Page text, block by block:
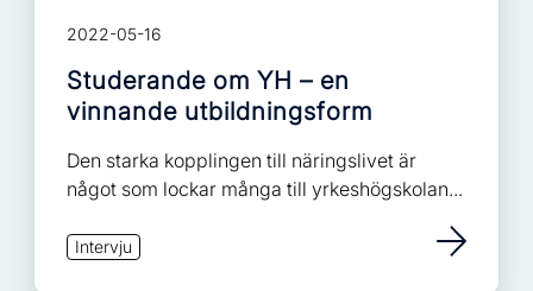
2022-05-16
Studerande om YH – en
vinnande utbildningsform
Den starka kopplingen till näringslivet är
något som lockar många till yrkeshögskolan...
Intervju